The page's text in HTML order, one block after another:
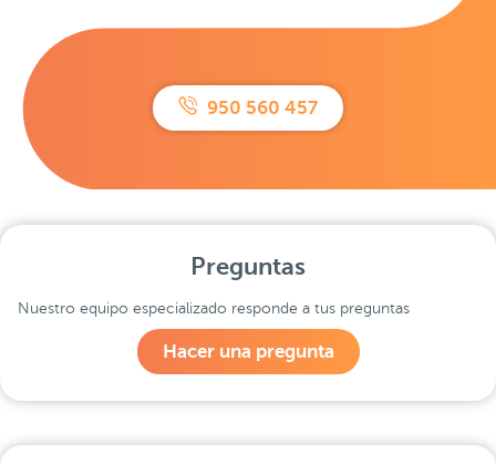
950 560 457
Preguntas
Nuestro equipo especializado responde a tus preguntas
Hacer una pregunta